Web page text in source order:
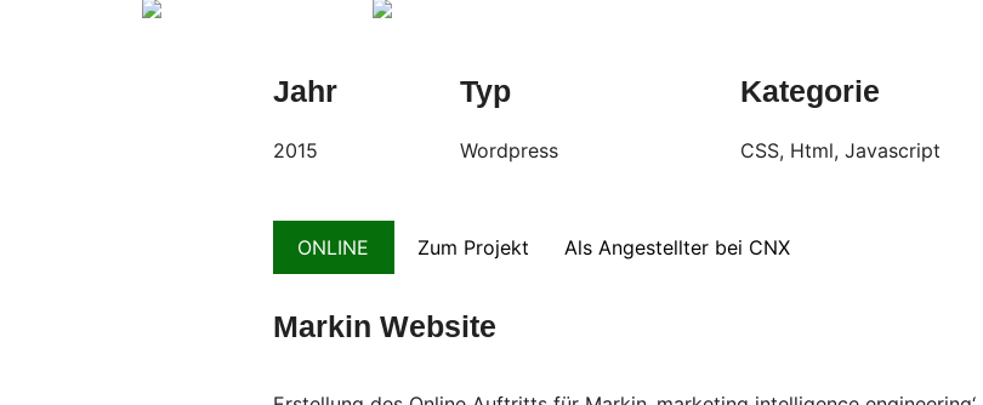
Jahr
2015
Typ
Wordpress
Kategorie
CSS, Html, Javascript
ONLINE Zum Projekt Als Angestellter bei CNX
Markin Website